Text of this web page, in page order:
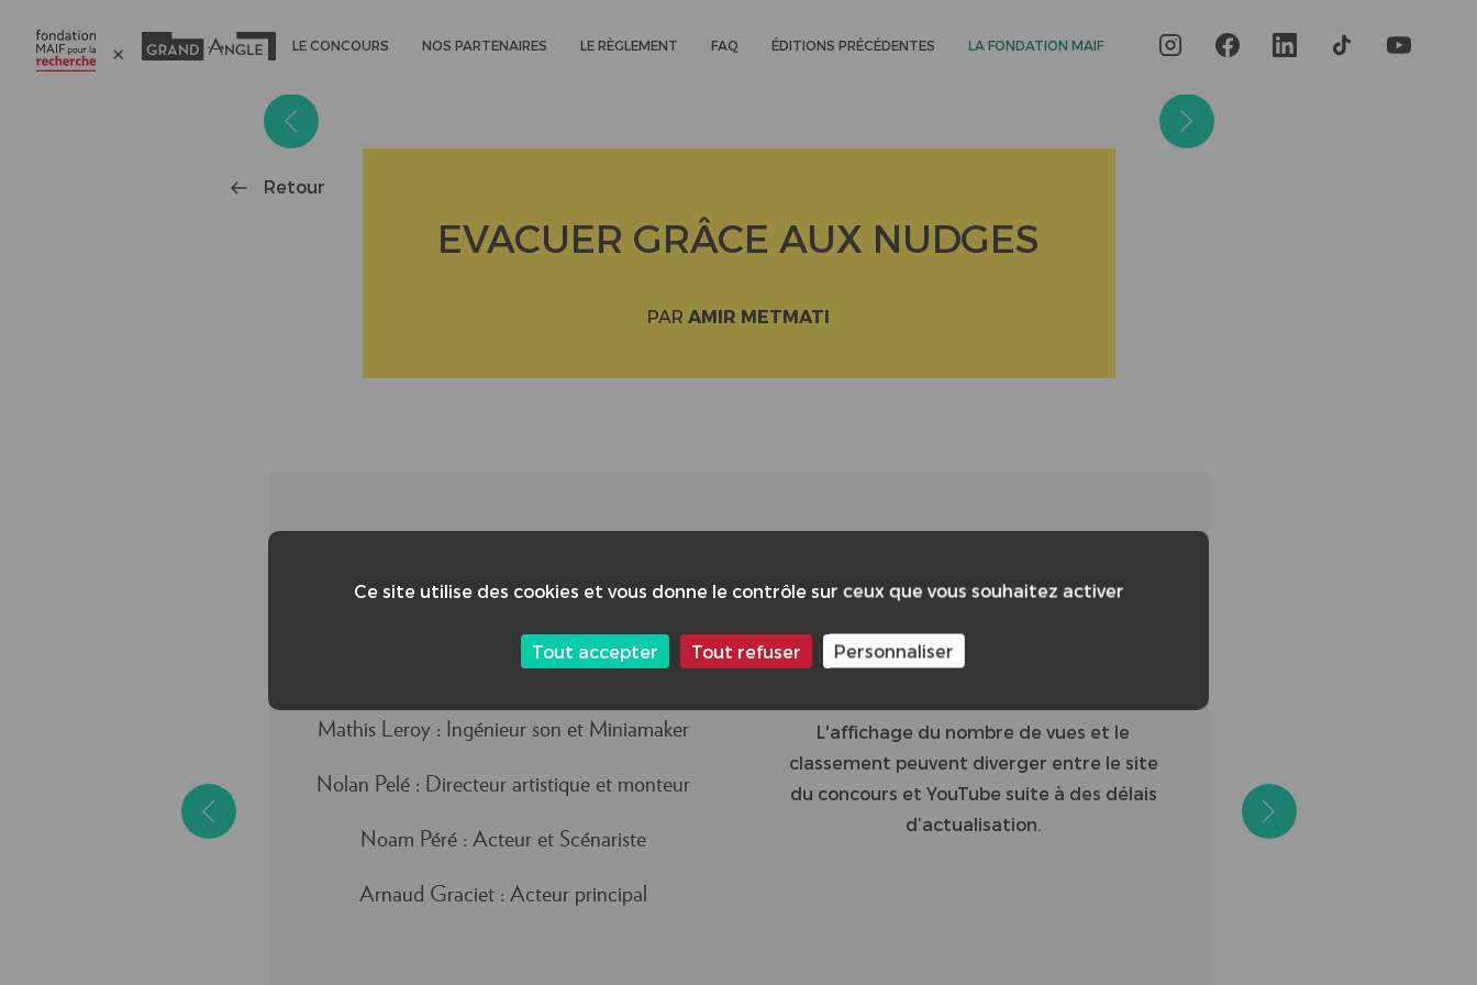
LE CONCOURS NOS PARTENAIRES LE RÈGLEMENT FAQ ÉDITIONS PRÉCÉDENTES LA FONDATION MAIF
Retour
EVACUER GRÂCE AUX NUDGES
PAR AMIR METMATI
Mathis Leroy : Ingénieur son et Miniamaker
Nolan Pelé : Directeur artistique et monteur
Noam Péré : Acteur et Scénariste
Arnaud Graciet : Acteur principal
15/47
L'affichage du nombre de vues et le
classement peuvent diverger entre le site
du concours et YouTube suite à des délais
d’actualisation.
Panneau de gestion des cookies
Ce site utilise des cookies et vous donne le contrôle sur ceux que vous souhaitez activer
Tout accepter Tout refuser Personnaliser